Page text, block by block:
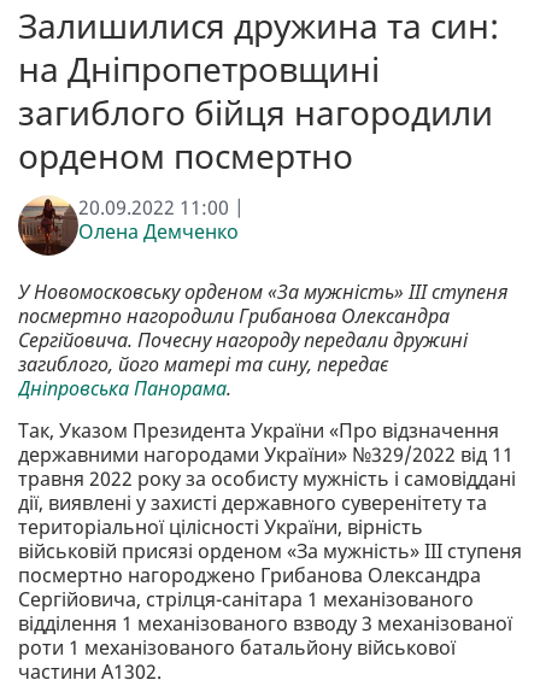
Залишилися дружина та син:
на Дніпропетровщині
загиблого бійця нагородили
орденом посмертно
20.09.2022 11:00 |
Олена Демченко
У Новомосковську орденом «За мужність» ІІІ ступеня
посмертно нагородили Грибанова Олександра
Сергійовича. Почесну нагороду передали дружині
загиблого, його матері та сину, передає
Дніпровська Панорама.
Так, Указом Президента України «Про відзначення
державними нагородами України» №329/2022 від 11
травня 2022 року за особисту мужність і самовіддані
дії, виявлені у захисті державного суверенітету та
територіальної цілісності України, вірність
військовій присязі орденом «За мужність» ІІІ ступеня
посмертно нагороджено Грибанова Олександра
Сергійовича, стрілця-санітара 1 механізованого
відділення 1 механізованого взводу 3 механізованої
роти 1 механізованого батальйону військової
частини А1302.